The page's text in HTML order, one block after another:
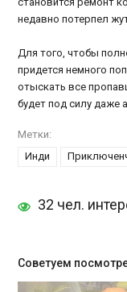
недавно потерпел
Для того, чтобы
придется немного
отыскать все
будет под силу даже
Метки:
Инди
32 чел.
Советуем